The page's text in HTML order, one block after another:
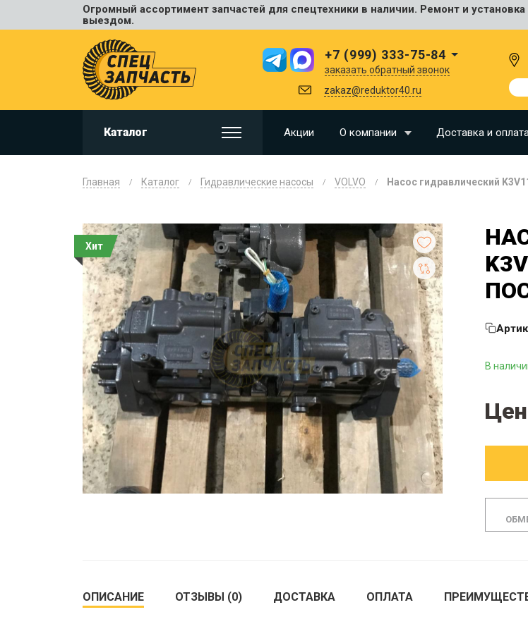
Огромный ассортимент запчастей для спецтехники в наличии. Ремонт и
выездом.
+7 (999) 333-75-84
заказать обратный звонок
zakaz@reduktor40.ru
Каталог Акции О компании Доставка и
Универсальные
HITACHI
HYUNDAI
VOLVO
CAT
CASE
LIUGONG
SANY
SHANTUI
SUMITOMO
JOHN DEERE
Главная Каталог Гидравлические насосы VOLVO Насос гидравлический
Хит
В
ОПИСАНИЕ ОТЗЫВЫ (0) ДОСТАВКА ОПЛАТА